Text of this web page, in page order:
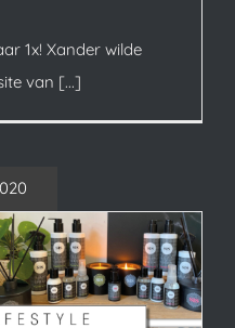
1x! Xander wilde
van [...]